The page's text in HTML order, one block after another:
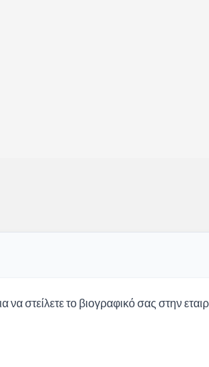
στείλετε το βιογραφικό σας στην